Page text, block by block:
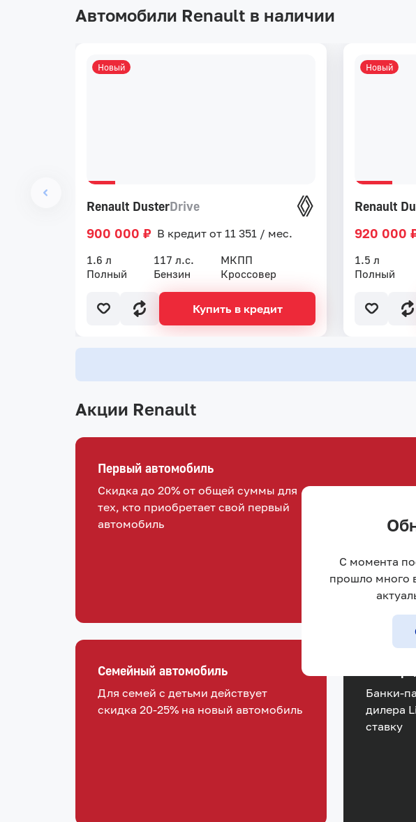
Автомобили Renault в наличии
Renault DusterDrive
1.6 л 117 л.с.
МКПП
Полный
Бензин Кроссовер
900 000 ₽ В кредит от 11 351 / мес.
Новый
Купить в кредит
Renault
1.5 л
Полный
920 000
Новый
Акции Renault
Первый автомобиль
Скидка до 20% от общей суммы для
тех, кто приобретает свой первый
автомобиль
Семейный автомобиль
Для семей с детьми действует
скидка 20-25% на новый автомобиль
Банки-
дилера
ставку
С момента
прошло много